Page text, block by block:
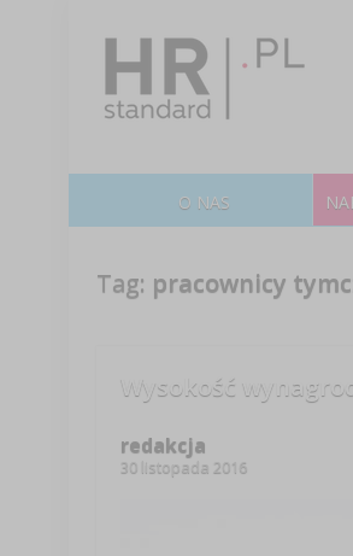
O NAS
Tag: pracownicy
Wysokość
redakcja
30 listopada 2016